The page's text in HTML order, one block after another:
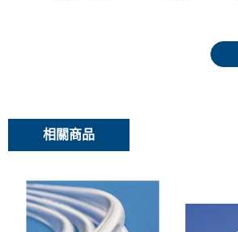
相關商品